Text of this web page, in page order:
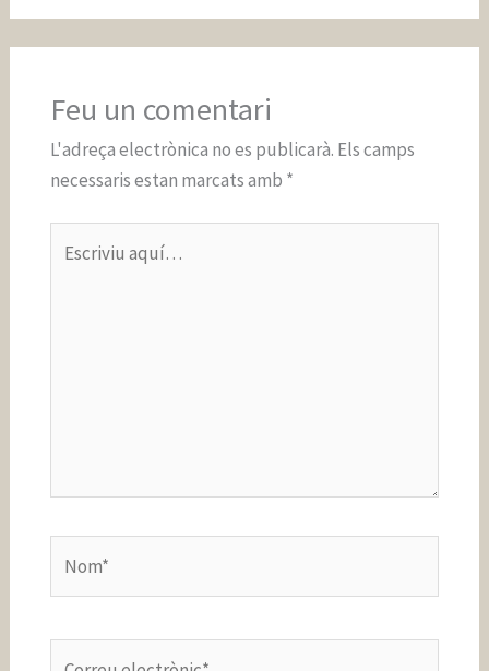
Feu un comentari
L'adreça electrònica no es publicarà. Els camps
necessaris estan marcats amb *
aquí…